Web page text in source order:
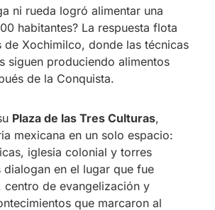
ni rueda logró alimentar una
habitantes? La respuesta flota
de Xochimilco, donde las técnicas
siguen produciendo alimentos
de la Conquista.
Plaza de las Tres Culturas,
mexicana en un solo espacio:
iglesia colonial y torres
dialogan en el lugar que fue
centro de evangelización y
que marcaron al